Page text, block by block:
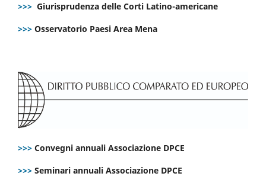
>>> Giurisprudenza delle Corti Latino-americane
>>> Osservatorio Paesi Area Mena
>>> Convegni annuali Associazione DPCE
>>> Seminari annuali Associazione DPCE